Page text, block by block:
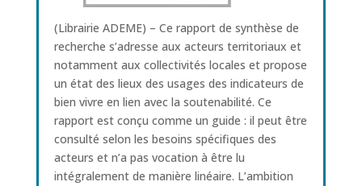
(Librairie ADEME) – Ce rapport de synthèse de
recherche s’adresse aux acteurs territoriaux et
notamment aux collectivités locales et propose
un état des lieux des usages des indicateurs de
bien vivre en lien avec la soutenabilité. Ce
rapport est conçu comme un guide : il peut être
consulté selon les besoins spécifiques des
acteurs et n’a pas vocation à être lu
intégralement de manière linéaire. L’ambition